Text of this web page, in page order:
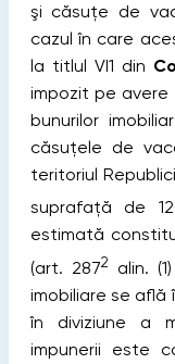
şi căsuțe de
cazul în care
la titlul VI1 din
impozit pe
bunurilor
căsuţele de
teritoriul
suprafață de
estimată
(art. 2872alin.
imobiliare se află
în diviziune a
impunerii este